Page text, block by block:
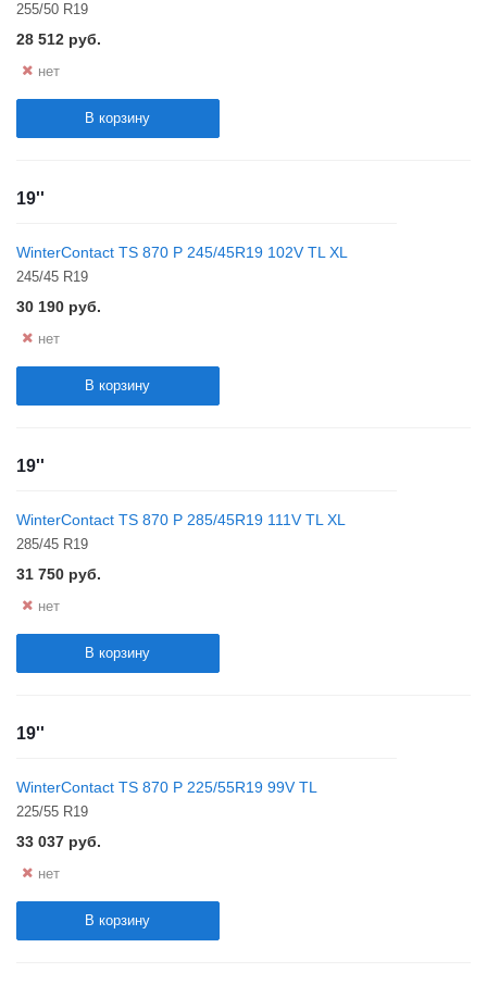
255/50 R19
28 512 руб.
нет
В корзину
19''
WinterContact TS 870 P 245/45R19 102V TL XL
245/45 R19
30 190 руб.
нет
В корзину
19''
WinterContact TS 870 P 285/45R19 111V TL XL
285/45 R19
31 750 руб.
нет
В корзину
19''
WinterContact TS 870 P 225/55R19 99V TL
225/55 R19
33 037 руб.
нет
В корзину